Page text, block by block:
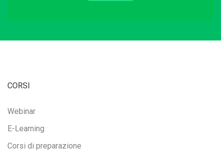
CORSI
Webinar
E-Learning
Corsi di preparazione